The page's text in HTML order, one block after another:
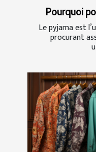
Pourquoi
Le pyjama est
procurant